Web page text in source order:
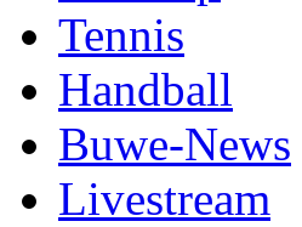
Tennis
Handball
Buwe-News
Livestream